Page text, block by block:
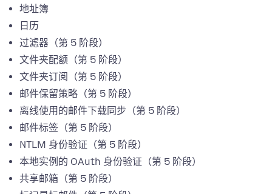
地址簿
日历
过滤器（第 5 阶段）
文件夹配额（第 5 阶段）
文件夹订阅（第 5 阶段）
邮件保留策略（第 5 阶段）
离线使用的邮件下载同步（第 5 阶段）
邮件标签（第 5 阶段）
NTLM 身份验证（第 5 阶段）
本地实例的 OAuth 身份验证（第 5 阶段）
共享邮箱（第 5 阶段）